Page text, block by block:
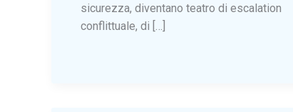
sicurezza, diventano teatro di escalation
conflittuale, di […]